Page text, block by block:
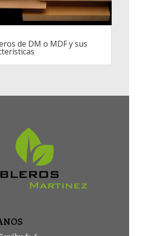
de DM o MDF y sus